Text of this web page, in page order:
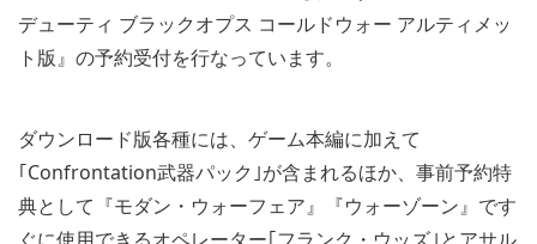
デューティ ブラックオプス コールドウォー アルティメッ
ト版』の予約受付を行なっています。
ダウンロード版各種には、ゲーム本編に加えて
｢Confrontation武器パック｣が含まれるほか、事前予約特
典として『モダン・ウォーフェア』『ウォーゾーン』です